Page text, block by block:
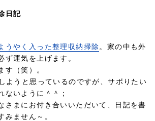
日記
うやく入った整理収納掃除 。家の中も外
ず運気を上げます。
す（笑）。
ようと思っているのですが、サボりたい
ないように＾＾；
さまにお付き合いいただいて、日記を書
みません～。